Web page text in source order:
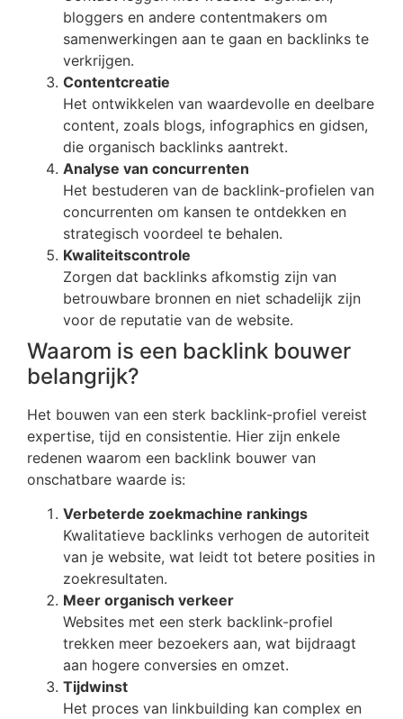
bloggers en andere contentmakers om
samenwerkingen aan te gaan en backlinks te
verkrijgen.
Contentcreatie
Het ontwikkelen van waardevolle en deelbare
content, zoals blogs, infographics en gidsen,
die organisch backlinks aantrekt.
Analyse van concurrenten
Het bestuderen van de backlink-profielen van
concurrenten om kansen te ontdekken en
strategisch voordeel te behalen.
Kwaliteitscontrole
Zorgen dat backlinks afkomstig zijn van
betrouwbare bronnen en niet schadelijk zijn
voor de reputatie van de website.
Waarom is een backlink bouwer
belangrijk?
Het bouwen van een sterk backlink-profiel vereist
expertise, tijd en consistentie. Hier zijn enkele
redenen waarom een backlink bouwer van
onschatbare waarde is:
Verbeterde zoekmachine rankings
Kwalitatieve backlinks verhogen de autoriteit
van je website, wat leidt tot betere posities in
zoekresultaten.
Meer organisch verkeer
Websites met een sterk backlink-profiel
trekken meer bezoekers aan, wat bijdraagt
aan hogere conversies en omzet.
Tijdwinst
Het proces van linkbuilding kan complex en